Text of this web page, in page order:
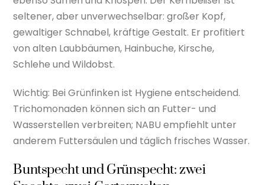
seltener, aber unverwechselbar: großer Kopf,
gewaltiger Schnabel, kräftige Gestalt. Er profitiert
von alten Laubbäumen, Hainbuche, Kirsche,
Schlehe und Wildobst.
Wichtig: Bei Grünfinken ist Hygiene entscheidend.
Trichomonaden können sich an Futter- und
Wasserstellen verbreiten; NABU empfiehlt unter
anderem Futtersäulen und täglich frisches Wasser.
Buntspecht und Grünspecht: zwei